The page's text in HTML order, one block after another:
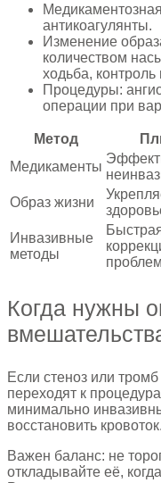
антикоагулянты.
Изменение
количеством
ходьба, контроль
Процедуры:
операции при
Метод
Медикаменты
Образ жизни
Инвазивные
методы
Когда нужны
Если стеноз или
переходят к
минимально
восстановить кровоток.
Важен баланс: не
откладывайте её,